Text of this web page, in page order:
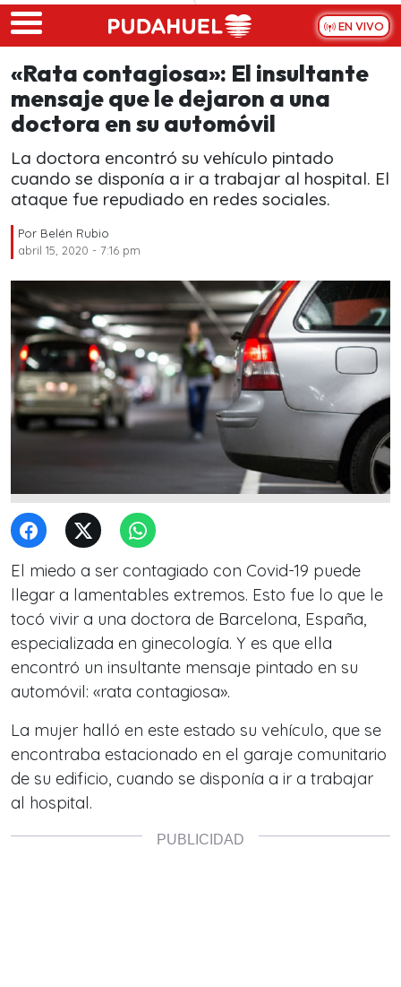
Skip to main content
EN VIVO
«Rata contagiosa»: El insultante
mensaje que le dejaron a una
doctora en su automóvil
La doctora encontró su vehículo pintado
cuando se disponía a ir a trabajar al hospital. El
ataque fue repudiado en redes sociales.
Por Belén Rubio
abril 15, 2020 - 7:16 pm
El miedo a ser contagiado con Covid-19 puede
llegar a lamentables extremos. Esto fue lo que le
tocó vivir a una doctora de Barcelona, España,
especializada en ginecología. Y es que ella
encontró un insultante mensaje pintado en su
automóvil: «rata contagiosa».
La mujer halló en este estado su vehículo, que se
encontraba estacionado en el garaje comunitario
de su edificio, cuando se disponía a ir a trabajar
al hospital.